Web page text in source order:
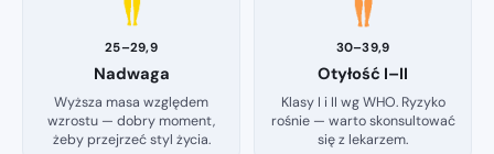
25–29,9
Nadwaga
Wyższa masa względem
wzrostu — dobry moment,
żeby przejrzeć styl życia.
30–39,9
Otyłość I–II
Klasy I i II wg WHO. Ryzyko
rośnie — warto skonsultować
się z lekarzem.